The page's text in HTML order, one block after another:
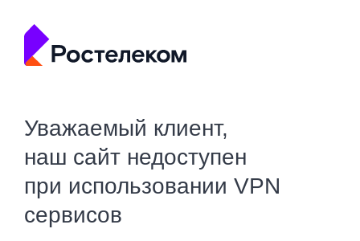
Уважаемый клиент,
наш сайт недоступен
при использовании VPN
сервисов